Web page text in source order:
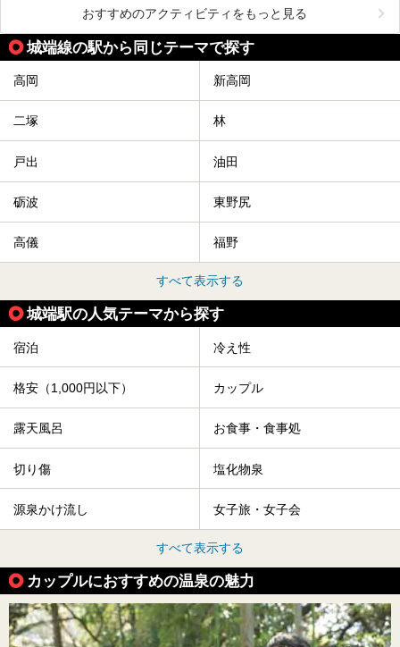
おすすめのアクティビティをもっと見る
城端線の駅から同じテーマで探す
高岡 新高岡
二塚 林
戸出 油田
砺波 東野尻
高儀 福野
すべて表示する
城端駅の人気テーマから探す
宿泊 冷え性
格安（1,000円以下） カップル
露天風呂 お食事・食事処
切り傷 塩化物泉
源泉かけ流し 女子旅・女子会
すべて表示する
カップルにおすすめの温泉の魅力